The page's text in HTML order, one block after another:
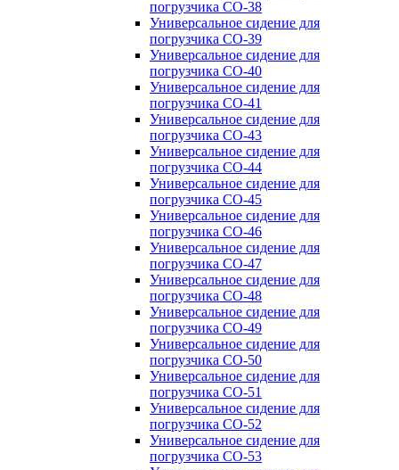
погрузчика CO-38
Универсальное сидение для
погрузчика CO-39
Универсальное сидение для
погрузчика CO-40
Универсальное сидение для
погрузчика CO-41
Универсальное сидение для
погрузчика CO-43
Универсальное сидение для
погрузчика CO-44
Универсальное сидение для
погрузчика CO-45
Универсальное сидение для
погрузчика CO-46
Универсальное сидение для
погрузчика CO-47
Универсальное сидение для
погрузчика CO-48
Универсальное сидение для
погрузчика CO-49
Универсальное сидение для
погрузчика CO-50
Универсальное сидение для
погрузчика CO-51
Универсальное сидение для
погрузчика CO-52
Универсальное сидение для
погрузчика CO-53